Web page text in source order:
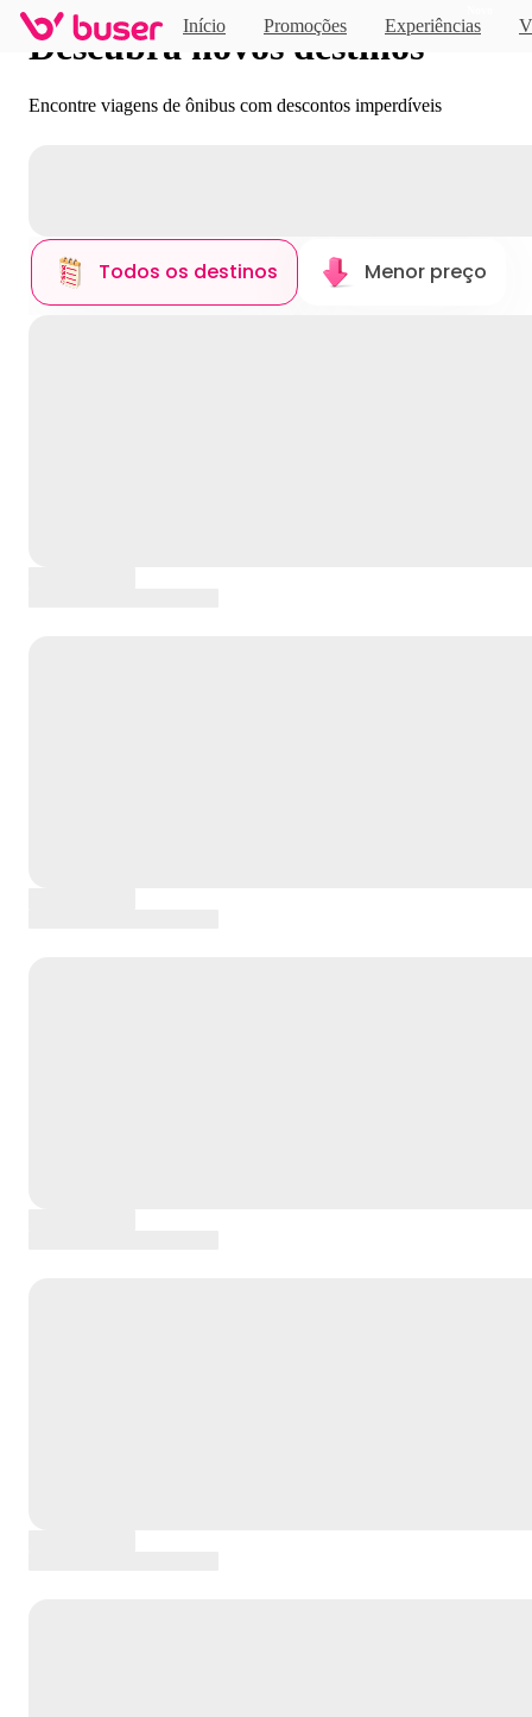
Início Promoções Experiências
Descubra novos destinos
Encontre viagens de ônibus com descontos imperdíveis
Todos os destinos Menor preço